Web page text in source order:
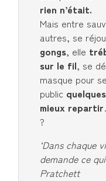
rien n’était.
Mais entre
autres, se
gongs, elle
sur le fil, se
masque pour
public
mieux repartir
?
‘Dans chaque
demande ce
Pratchett